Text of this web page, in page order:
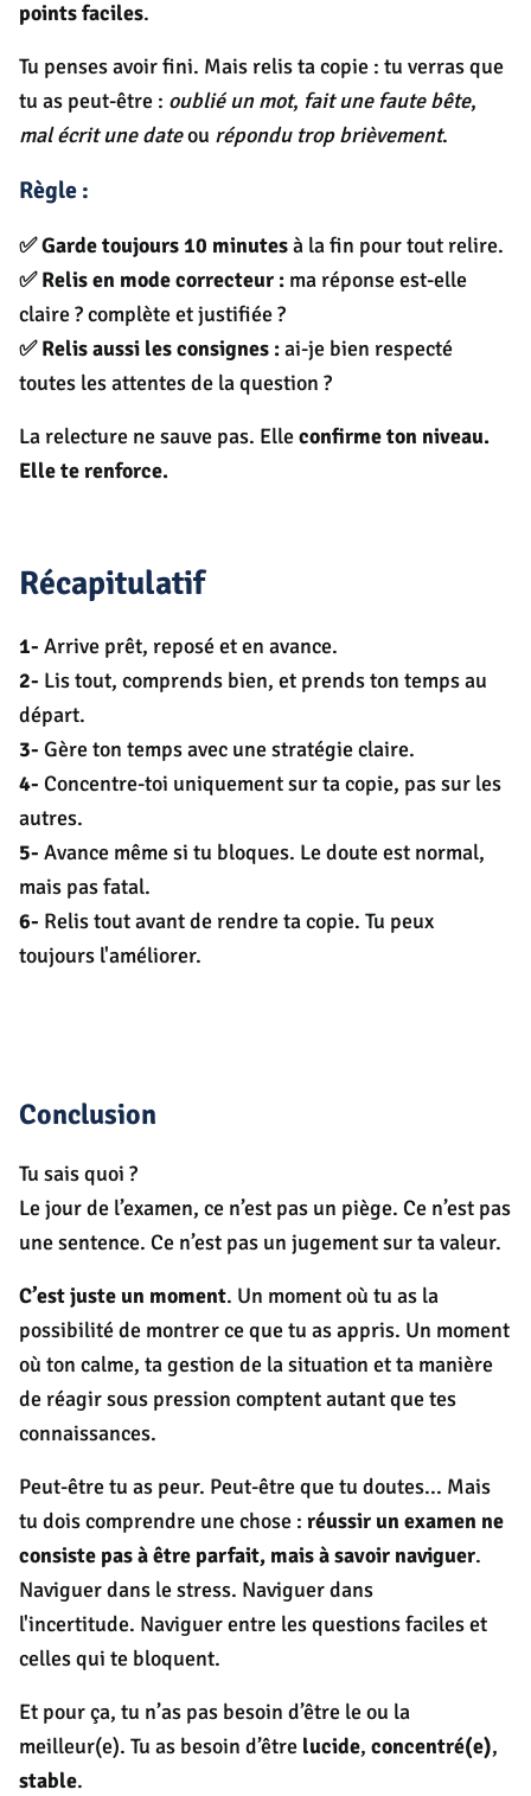
points faciles.
Tu penses avoir fini. Mais relis ta copie : tu verras que
tu as peut-être : oublié un mot, fait une faute bête,
mal écrit une dateou répondu trop brièvement.
Règle :
✅ Garde toujours 10 minutesà la fin pour tout relire.
✅ Relis en mode correcteur : ma réponse est-elle
claire ? complète et justifiée ?
✅ Relis aussi les consignes :ai-je bien respecté
toutes les attentes de la question ?
La relecture ne sauve pas. Elleconfirme ton niveau.
Elle te renforce.
Récapitulatif
1- Arrive prêt, reposé et en avance.
2- Lis tout, comprends bien, et prends ton temps au
départ.
3- Gère ton temps avec une stratégie claire.
4- Concentre-toi uniquement sur ta copie, pas sur les
autres.
5- Avance même si tu bloques. Le doute est normal,
mais pas fatal.
6- Relis tout avant de rendre ta copie. Tu peux
toujours l'améliorer.
Conclusion
Tu sais quoi ?
Le jour de l’examen, ce n’est pas un piège. Ce n’est pas
une sentence. Ce n’est pas un jugement sur ta valeur.
C’est juste un moment. Un moment où tu as la
possibilité de montrer ce que tu as appris. Un moment
où ton calme, ta gestion de la situation et ta manière
de réagir sous pression comptent autant que tes
connaissances.
Peut-être tu as peur. Peut-être que tu doutes... Mais
tu dois comprendre une chose : réussir un examen ne
consiste pas à être parfait, mais à savoir naviguer.
Naviguer dans le stress. Naviguer dans
l'incertitude. Naviguer entre les questions faciles et
celles qui te bloquent.
Et pour ça, tu n’as pas besoin d’être le ou la
meilleur(e). Tu as besoin d’être lucide, concentré(e),
stable.